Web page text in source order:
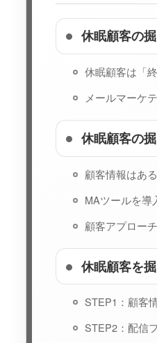
休眠顧客の
休眠顧客は「
メールマーケ
休眠顧客の
顧客情報はあ
MAツールを導
顧客アプロー
休眠顧客を
STEP1：顧客
STEP2：配信